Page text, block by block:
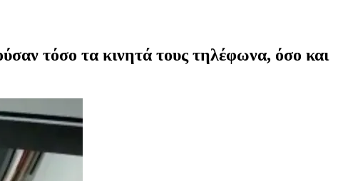
τόσο τα κινητά τους τηλέφωνα, όσο και